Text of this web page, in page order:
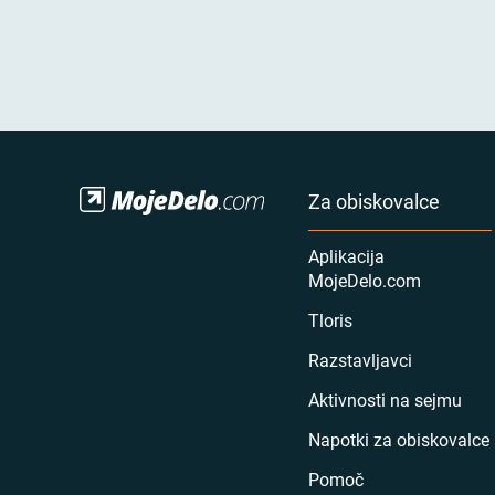
Za obiskovalce
Aplikacija
MojeDelo.com
Tloris
Razstavljavci
Aktivnosti na sejmu
Napotki za obiskovalce
Pomoč